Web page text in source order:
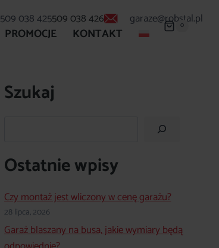
509 038 425509 038 426 garaze@robstal.pl
PROMOCJE KONTAKT 0
Szukaj
Ostatnie wpisy
Czy montaż jest wliczony w cenę garażu?
28 lipca, 2026
Garaż blaszany na busa, jakie wymiary będą